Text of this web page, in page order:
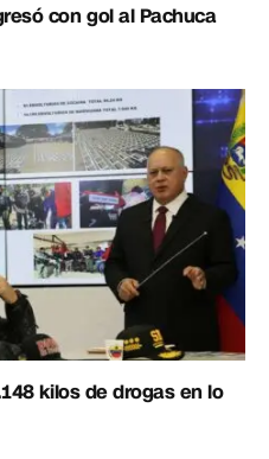
con gol al Pachuca
kilos de drogas en lo